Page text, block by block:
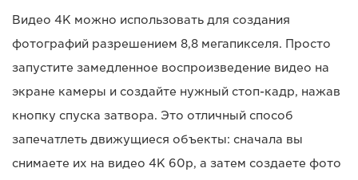
Видео 4K можно использовать для создания
фотографий разрешением 8,8 мегапикселя. Просто
запустите замедленное воспроизведение видео на
экране камеры и создайте нужный стоп-кадр, нажав
кнопку спуска затвора. Это отличный способ
запечатлеть движущиеся объекты: сначала вы
снимаете их на видео 4K 60p, а затем создаете фото